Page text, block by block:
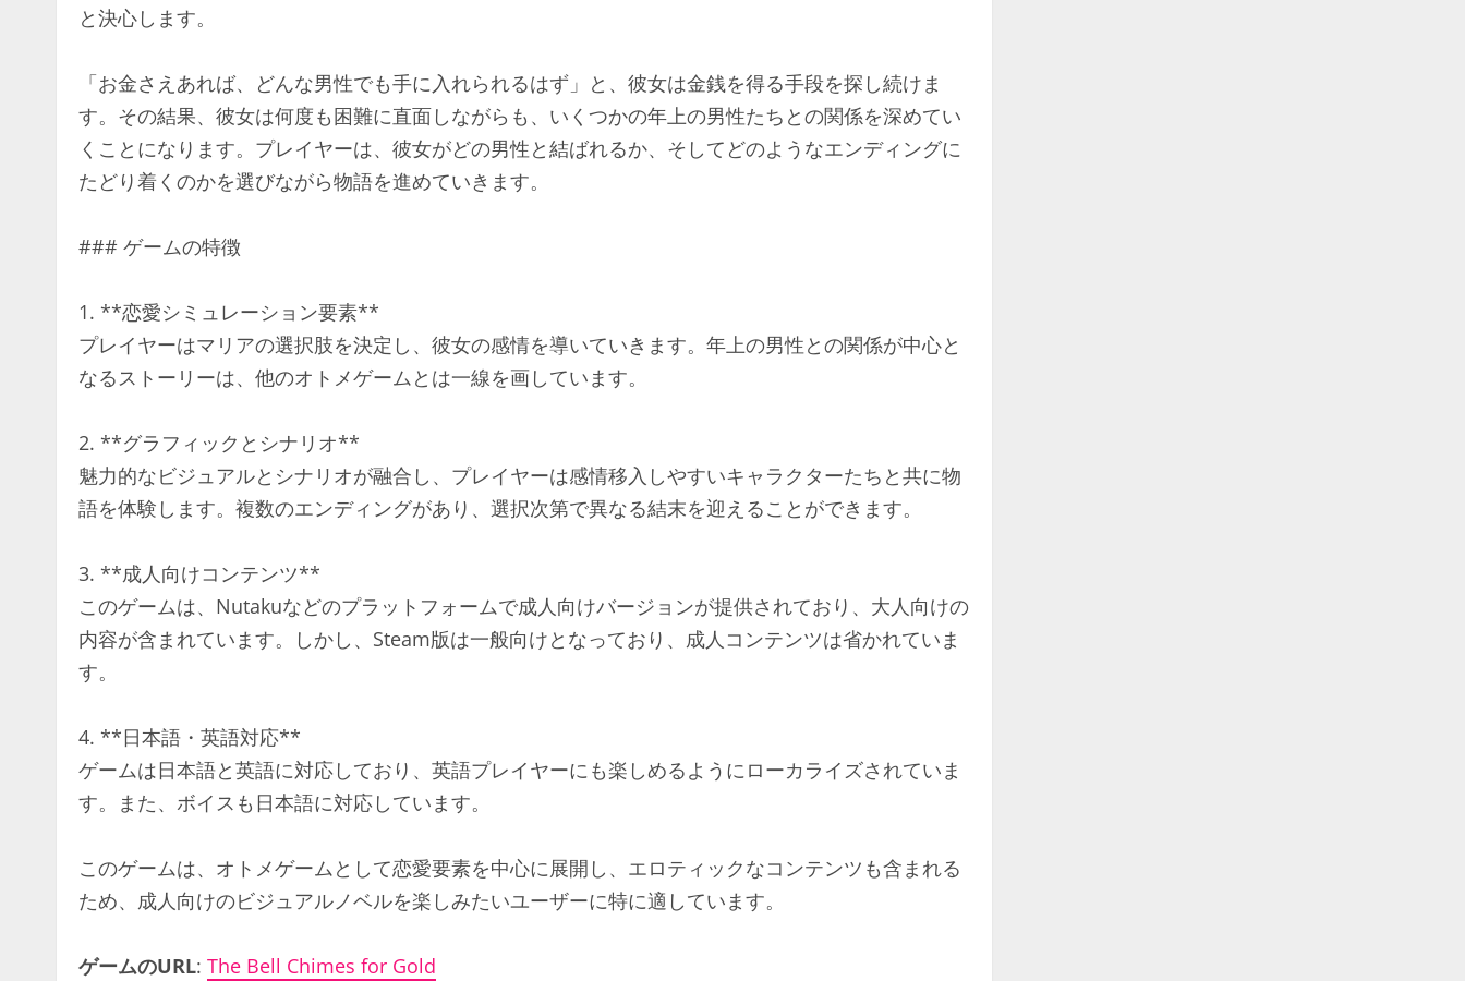
と決心します。
「お金さえあれば、どんな男性でも手に入れられるはず」と、彼女は金銭を得る手段を探し続けま
す。その結果、彼女は何度も困難に直面しながらも、いくつかの年上の男性たちとの関係を深めてい
くことになります。プレイヤーは、彼女がどの男性と結ばれるか、そしてどのようなエンディングに
たどり着くのかを選びながら物語を進めていきます。
### ゲームの特徴
1. **恋愛シミュレーション要素**
プレイヤーはマリアの選択肢を決定し、彼女の感情を導いていきます。年上の男性との関係が中心と
なるストーリーは、他のオトメゲームとは一線を画しています。
2. **グラフィックとシナリオ**
魅力的なビジュアルとシナリオが融合し、プレイヤーは感情移入しやすいキャラクターたちと共に物
語を体験します。複数のエンディングがあり、選択次第で異なる結末を迎えることができます。
3. **成人向けコンテンツ**
このゲームは、Nutakuなどのプラットフォームで成人向けバージョンが提供されており、大人向けの
内容が含まれています。しかし、Steam版は一般向けとなっており、成人コンテンツは省かれていま
す​​​。
4. **日本語・英語対応**
ゲームは日本語と英語に対応しており、英語プレイヤーにも楽しめるようにローカライズされていま
す。また、ボイスも日本語に対応しています​。
このゲームは、オトメゲームとして恋愛要素を中心に展開し、エロティックなコンテンツも含まれる
ため、成人向けのビジュアルノベルを楽しみたいユーザーに特に適しています。
ゲームのURL: The Bell Chimes for Gold